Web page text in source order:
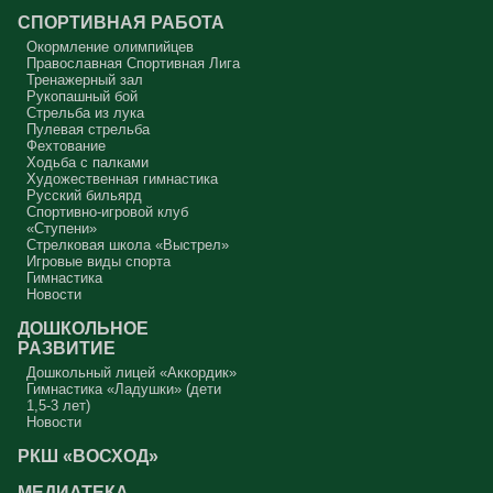
СПОРТИВНАЯ РАБОТА
Окормление олимпийцев
Православная Спортивная Лига
Тренажерный зал
Рукопашный бой
Стрельба из лука
Пулевая стрельба
Фехтование
Ходьба с палками
Художественная гимнастика
Русский бильярд
Спортивно-игровой клуб
«Ступени»
Стрелковая школа «Выстрел»
Игровые виды спорта
Гимнастика
Новости
ДОШКОЛЬНОЕ
РАЗВИТИЕ
Дошкольный лицей «Аккордик»
Гимнастика «Ладушки» (дети
1,5-3 лет)
Новости
РКШ «ВОСХОД»